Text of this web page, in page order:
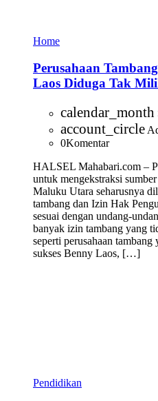
Home
Perusahaan
Laos Diduga Tak
calendar_month
account_circle
0Komentar
HALSEL Mahabari.com –
untuk mengekstraksi
Maluku Utara seharusnya
tambang dan Izin Hak
sesuai dengan undang-
banyak izin tambang yang
seperti perusahaan
sukses Benny Laos, […]
Pendidikan